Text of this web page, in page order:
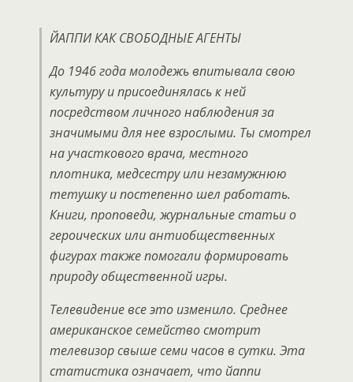
ЙАППИ КАК СВОБОДНЫЕ АГЕНТЫ
До 1946 года молодежь впитывала свою
культуру и присоединялась к ней
посредством личного наблюдения за
значимыми для нее взрослыми. Ты смотрел
на участкового врача, местного
плотника, медсестру или незамужнюю
тетушку и постепенно шел работать.
Книги, проповеди, журнальные статьи о
героических или антиобщественных
фигурах также помогали формировать
природу общественной игры.
Телевидение все это изменило. Среднее
американское семейство смотрит
телевизор свыше семи часов в сутки. Эта
статистика означает, что йаппи